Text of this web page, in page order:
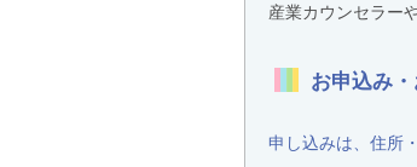
産業カウンセラー
お申込み
申し込みは、住所